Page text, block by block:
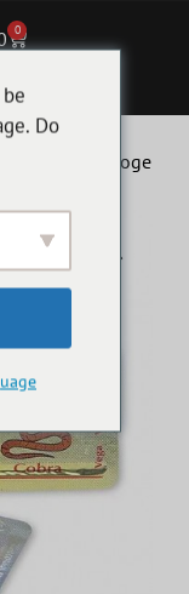
0
kopen | Hoge
Do